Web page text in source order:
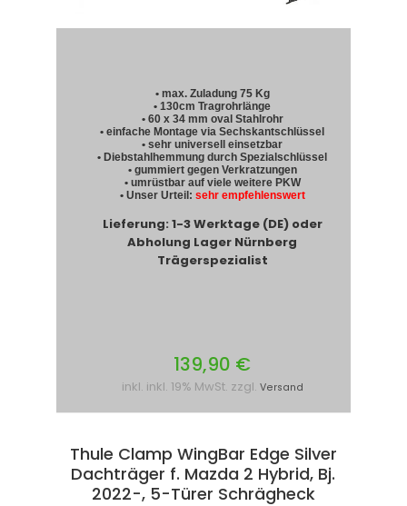
• max. Zuladung 75 Kg
• 130cm Tragrohrlänge
• 60 x 34 mm oval Stahlrohr
• einfache Montage via Sechskantschlüssel
• sehr universell einsetzbar
• Diebstahlhemmung durch Spezialschlüssel
• gummiert gegen Verkratzungen
• umrüstbar auf viele weitere PKW
• Unser Urteil: sehr empfehlenswert
Lieferung: 1-3 Werktage (DE) oder
Abholung Lager Nürnberg
Trägerspezialist
139,90 €
inkl. inkl. 19% MwSt. zzgl. Versand
Thule Clamp WingBar Edge Silver
Dachträger f. Mazda 2 Hybrid, Bj.
2022-, 5-Türer Schrägheck